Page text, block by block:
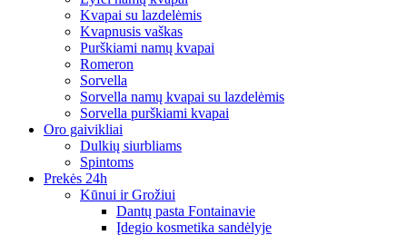
Kvapai su lazdelėmis
Kvapnusis vaškas
Purškiami namų kvapai
Romeron
Sorvella
Sorvella namų kvapai su lazdelėmis
Sorvella purškiami kvapai
Oro gaivikliai
Dulkių siurbliams
Spintoms
Prekės 24h
Kūnui ir Grožiui
Dantų pasta Fontainavie
Įdegio kosmetika sandėlyje